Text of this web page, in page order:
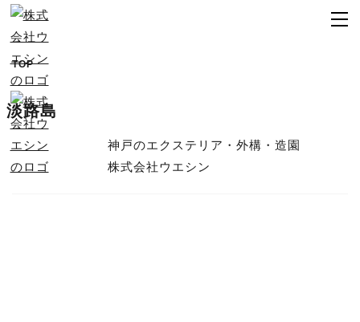
神戸のエクステリア・外構・造園
株式会社ウエシン
TOP
淡路島